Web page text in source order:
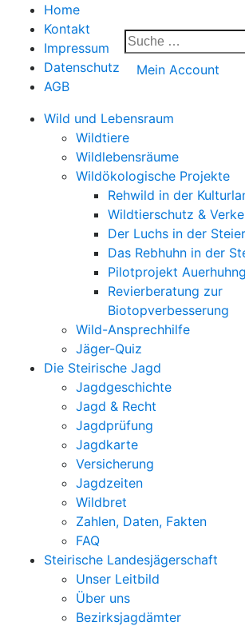
Home
Kontakt
Impressum
Datenschutz
AGB
Mein Account
Wild und Lebensraum
Wildtiere
Wildlebensräume
Wildökologische Projekte
Rehwild in der
Wildtierschutz &
Der Luchs in der
Das Rebhuhn in der
Pilotprojekt
Revierberatung zur
Biotopverbesserung
Wild-Ansprechhilfe
Jäger-Quiz
Die Steirische Jagd
Jagdgeschichte
Jagd & Recht
Jagdprüfung
Jagdkarte
Versicherung
Jagdzeiten
Wildbret
Zahlen, Daten, Fakten
FAQ
Steirische Landesjägerschaft
Unser Leitbild
Über uns
Bezirksjagdämter